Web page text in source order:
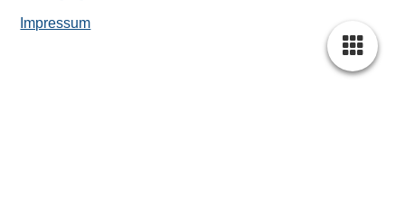
Impressum